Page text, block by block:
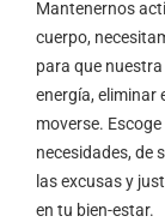
Mantenernos
cuerpo,
para que
energía, eliminar
moverse.
necesidades, de
las excusas y
en tu bien-estar.